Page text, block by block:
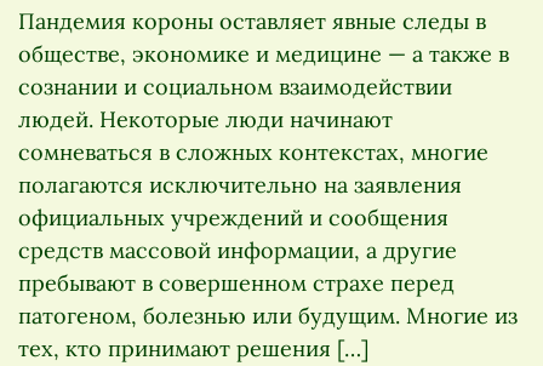
Пандемия короны оставляет явные следы в
обществе, экономике и медицине — а также в
сознании и социальном взаимодействии
людей. Некоторые люди начинают
сомневаться в сложных контекстах, многие
полагаются исключительно на заявления
официальных учреждений и сообщения
средств массовой информации, а другие
пребывают в совершенном страхе перед
патогеном, болезнью или будущим. Многие из
тех, кто принимают решения […]